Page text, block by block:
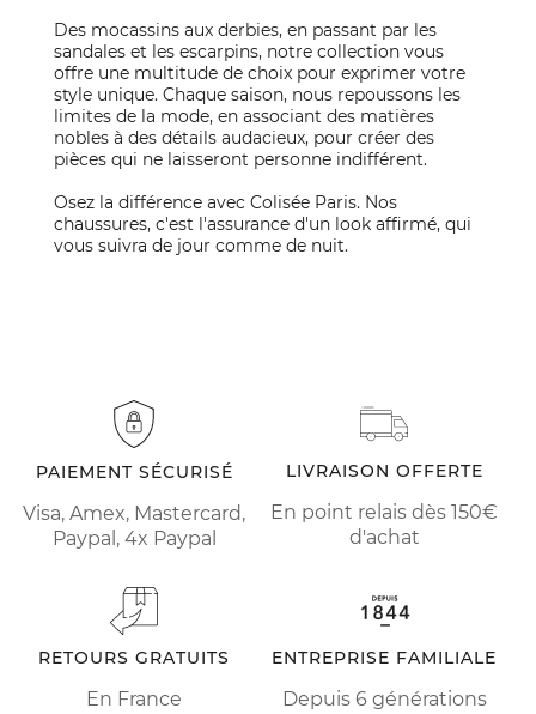
Des mocassins aux derbies, en passant par les
sandales et les escarpins, notre collection vous
offre une multitude de choix pour exprimer votre
style unique. Chaque saison, nous repoussons les
limites de la mode, en associant des matières
nobles à des détails audacieux, pour créer des
pièces qui ne laisseront personne indifférent.
Osez la différence avec Colisée Paris. Nos
chaussures, c'est l'assurance d'un look affirmé, qui
vous suivra de jour comme de nuit.
PAIEMENT SÉCURISÉ
Visa, Amex, Mastercard,
Paypal, 4x Paypal
LIVRAISON OFFERTE
En point relais dès 150€
d'achat
RETOURS GRATUITS
En France
ENTREPRISE FAMILIALE
Depuis 6 générations